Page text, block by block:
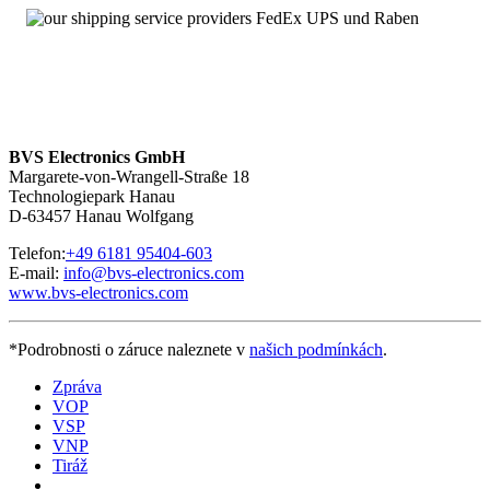
Angebot von Neuteilen
Sie erreichbar. Bei Fragen kontaktieren Sie uns unter
95404-200.
BVS Electronics GmbH
Margarete-von-Wrangell-Straße 18
Technologiepark Hanau
D-63457 Hanau Wolfgang
Telefon:+49 6181 95404-603
E-mail: info@bvs-electronics.com
www.bvs-electronics.com
*Podrobnosti o záruce naleznete v našich podmínkách.
Zpráva
VOP
VSP
VNP
Tiráž